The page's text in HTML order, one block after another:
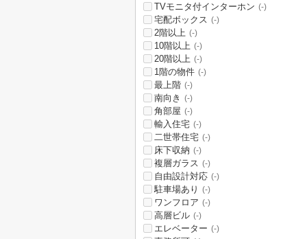
TVモニタ付インターホン (-)
宅配ボックス (-)
2階以上 (-)
10階以上 (-)
20階以上 (-)
1階の物件 (-)
最上階 (-)
南向き (-)
角部屋 (-)
輸入住宅 (-)
二世帯住宅 (-)
床下収納 (-)
複層ガラス (-)
自由設計対応 (-)
駐車場あり (-)
ワンフロア (-)
高層ビル (-)
エレベーター (-)